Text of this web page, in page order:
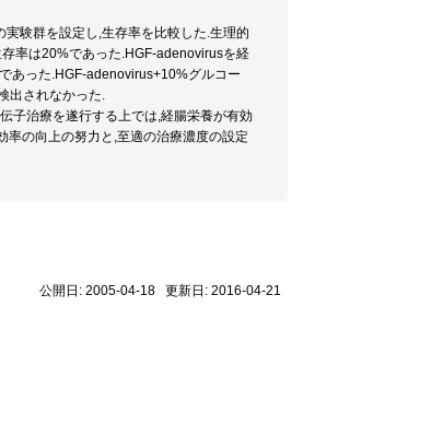
験群を設定し,生存率を比較した.生理的
率は20%であった.HGF-adenovirusを経
あった.HGF-adenovirus+10%グルコー
出されなかった.
子治療を遂行する上では,経腸栄養が有効
の向上の努力と,至適の治療濃度の設定
公開日: 2005-04-18 更新日: 2016-04-21